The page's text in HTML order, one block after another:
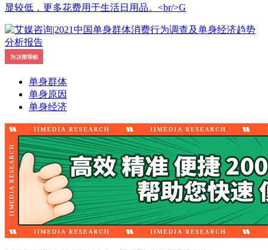
显较低，更多花费用于生活日用品。<br/>G
单身群体
单身原因
单身经济